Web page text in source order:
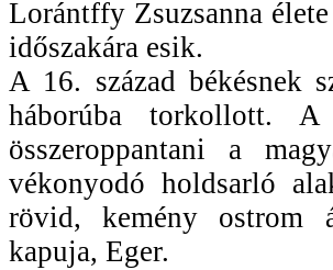
Lorántffy Zsuzsanna
időszakára esik.
A 16. század békésnek
háborúba torkollott. A
összeroppantani a
vékonyodó holdsarló
rövid, kemény ostrom
kapuja, Eger.